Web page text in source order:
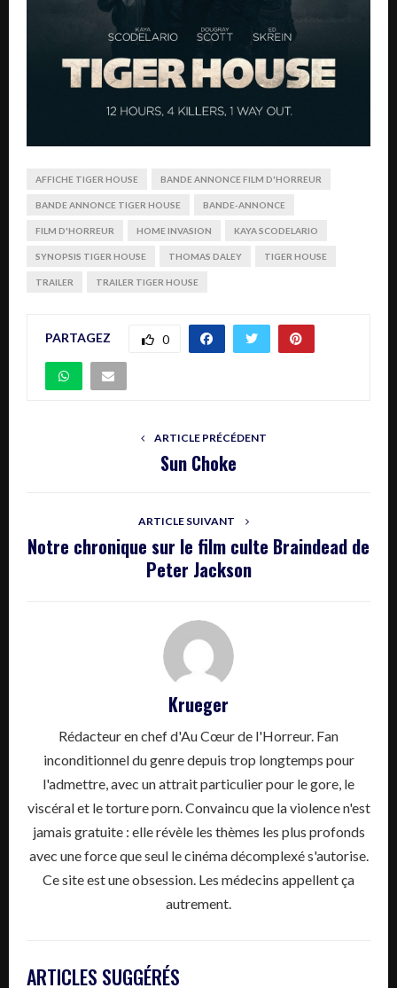
AFFICHE TIGER HOUSE BANDE ANNONCE FILM D'HORREUR
BANDE ANNONCE TIGER HOUSE BANDE-ANNONCE
FILM D'HORREUR HOME INVASION KAYA SCODELARIO
SYNOPSIS TIGER HOUSE THOMAS DALEY TIGER HOUSE
TRAILER TRAILER TIGER HOUSE
PARTAGEZ 0
ARTICLE PRÉCÉDENT
Sun Choke
ARTICLE SUIVANT
Notre chronique sur le film culte Braindead de
Peter Jackson
Krueger
Rédacteur en chef d'Au Cœur de l'Horreur. Fan
inconditionnel du genre depuis trop longtemps pour
l'admettre, avec un attrait particulier pour le gore, le
viscéral et le torture porn. Convaincu que la violence n'est
jamais gratuite : elle révèle les thèmes les plus profonds
avec une force que seul le cinéma décomplexé s'autorise.
Ce site est une obsession. Les médecins appellent ça
autrement.
ARTICLES SUGGÉRÉS